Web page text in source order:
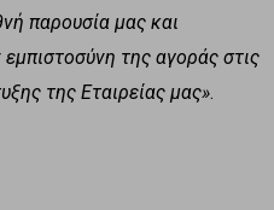
παρουσία μας και
της αγοράς στις
της Εταιρείας μας».